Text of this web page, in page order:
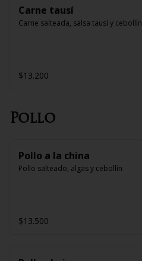
Carne tausí
Carne salteada, salsa tausí y cebollín
$13.200
Pollo
Pollo a la china
Pollo salteado, algas y cebollín
$13.500